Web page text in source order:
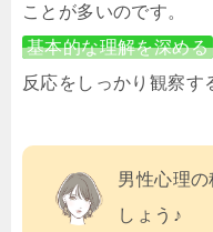
ことが多いのです。
基本的な理解を深める
反応をしっかり観察す
男性心理の
しょう♪